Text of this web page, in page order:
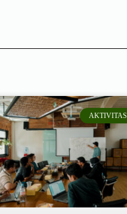
AKTIVITAS